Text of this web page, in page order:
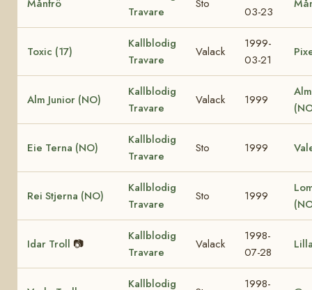
Månfrö
Travare
Sto
03-23
Toxic (17)
Kallblodig
Travare
Valack
1999-
03-21
Alm Junior (NO)
Kallblodig
Travare
Valack 1999
Eie Terna (NO)
Kallblodig
Travare
Sto 1999
Rei Stjerna (NO)
Kallblodig
Travare
Sto 1999
Idar Troll 📷
Kallblodig
Travare
Valack
1998-
07-28
Kallblodig
1998-